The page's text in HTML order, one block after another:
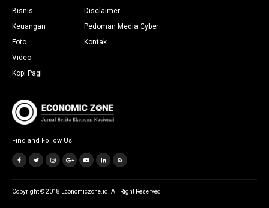
Bisnis
Keuangan
Foto
Video
Kopi Pagi
Disclaimer
Pedoman Media Cyber
Kontak
Find and Follow Us
Copyright © 2018 Economiczone.id. All Right Reserved